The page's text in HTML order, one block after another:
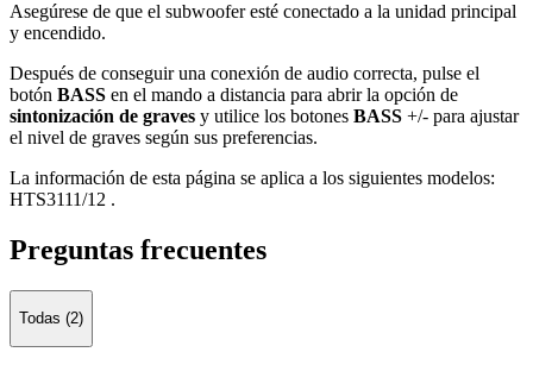
Asegúrese de que el subwoofer esté conectado a la unidad principal
y encendido.
Después de conseguir una conexión de audio correcta, pulse el
botón BASS en el mando a distancia para abrir la opción de
sintonización de graves y utilice los botones BASS +/- para ajustar
el nivel de graves según sus preferencias.
La información de esta página se aplica a los siguientes modelos:
HTS3111/12 .
Preguntas frecuentes
Todas (2)